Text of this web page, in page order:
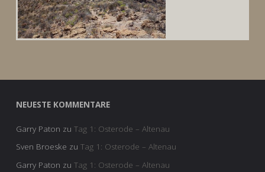
NEUESTE KOMMENTARE
Garry Paton zu Tag 1: Osterode – Altenau
Sven Broeske zu Tag 1: Osterode – Altenau
Garry Paton zu Tag 1: Osterode – Altenau